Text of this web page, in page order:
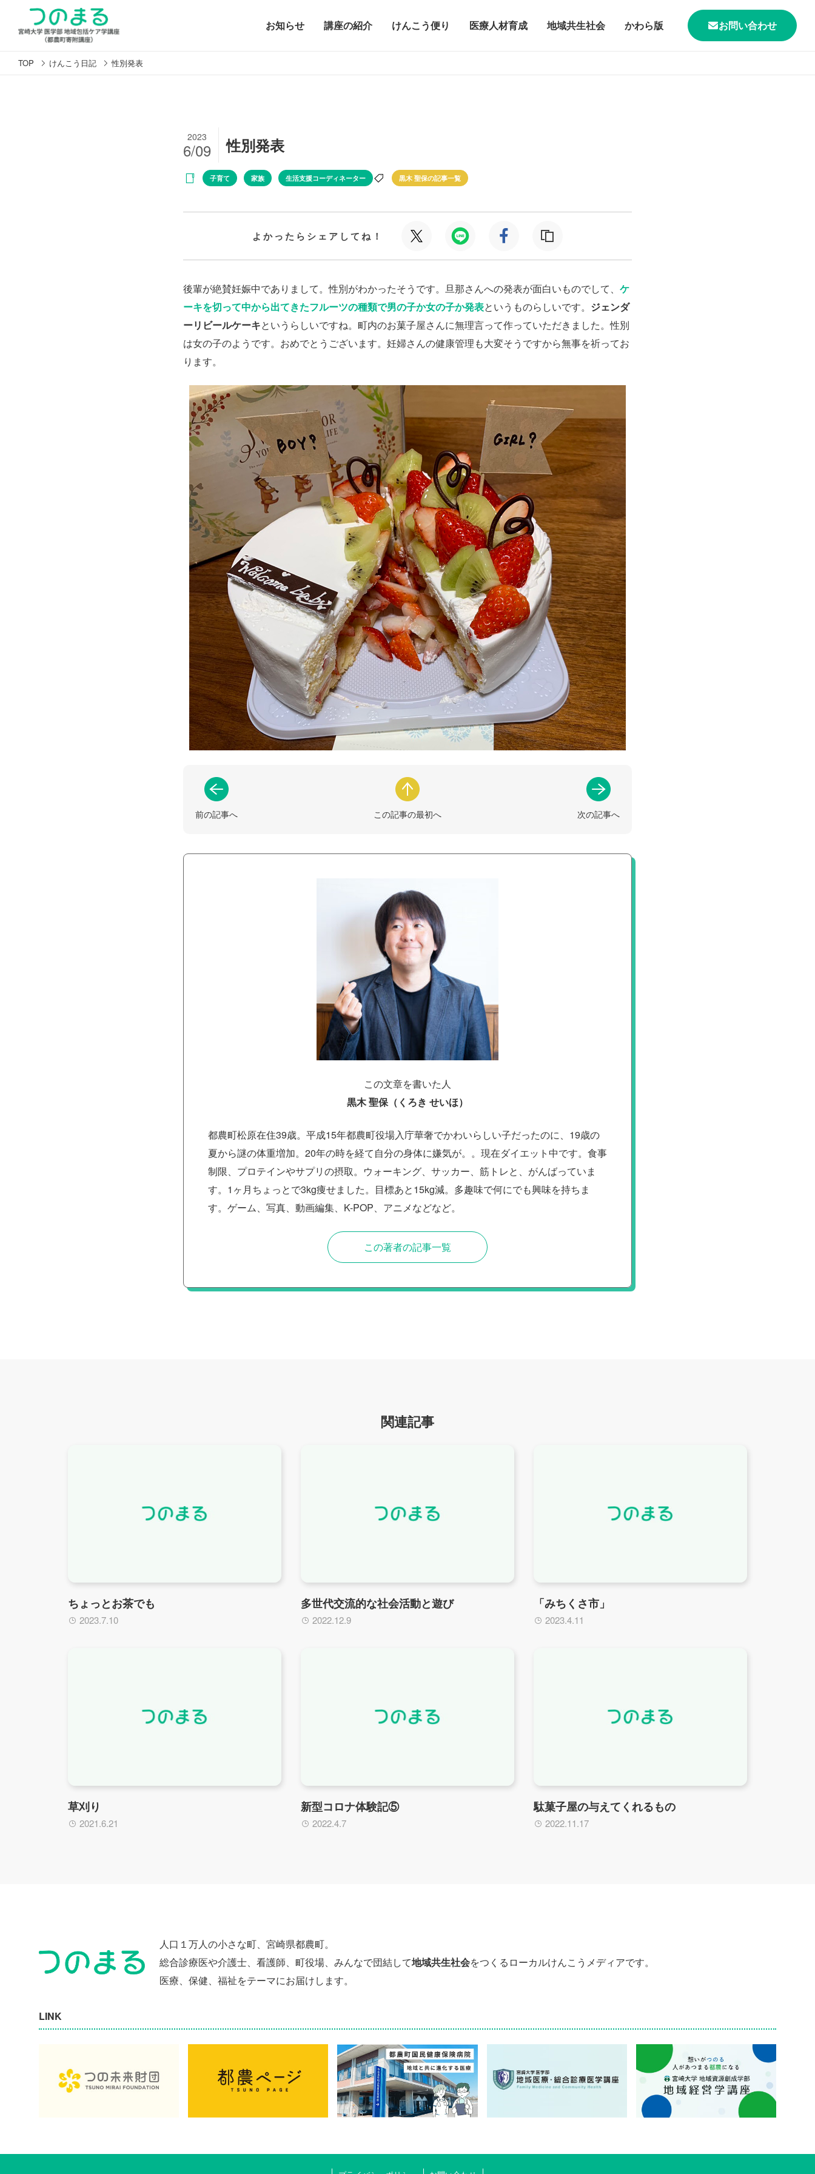
お知らせ 講座の紹介 けんこう便り 医療人材育成 地域共生社会 かわら版 お問い合わせ
TOP けんこう日記 性別発表
性別発表
2023
6/09
子育て 家族 生活支援コーディネーター 黒木 聖保の記事一覧
よかったらシェアしてね！
後輩が絶賛妊娠中でありまして。性別がわかったそうです。旦那さんへの発表が面白いものでして、 ケ
ーキを切って中から出てきたフルーツの種類で男の子か女の子か発表というものらしいです。 ジェンダ
ーリビールケーキというらしいですね。町内のお菓子屋さんに無理言って作っていただきました。性別
は女の子のようです。おめでとうございます。妊婦さんの健康管理も大変そうですから無事を祈ってお
ります。
前の記事へ この記事の最初へ 次の記事へ
この文章を書いた人
黒木 聖保（くろき せいほ）
都農町松原在住39歳。平成15年都農町役場入庁華奢でかわいらしい子だったのに、19歳の
夏から謎の体重増加。20年の時を経て自分の身体に嫌気が。。現在ダイエット中です。食事
制限、プロテインやサプリの摂取。ウォーキング、サッカー、筋トレと、がんばっていま
す。1ヶ月ちょっとで3kg痩せました。目標あと15kg減。多趣味で何にでも興味を持ちま
す。ゲーム、写真、動画編集、K-POP、アニメなどなど。
この著者の記事一覧
関連記事
ちょっとお茶でも
2023.7.10
多世代交流的な社会活動と遊び
2022.12.9
「みちくさ市」
2023.4.11
草刈り
2021.6.21
新型コロナ体験記⑤
2022.4.7
駄菓子屋の与えてくれるもの
2022.11.17
人口１万人の小さな町、宮崎県都農町。
総合診療医や介護士、看護師、町役場、みんなで団結して地域共生社会をつくるローカルけんこうメディアです。
医療、保健、福祉をテーマにお届けします。
LINK